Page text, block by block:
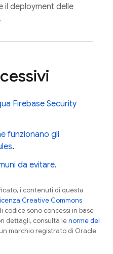
il deployment delle
Firebase Security
funzionano gli
.
da evitare.
i contenuti di questa
Creative Commons
codice sono concessi in base
dettagli, consulta lenorme del
marchio registrato di Oracle